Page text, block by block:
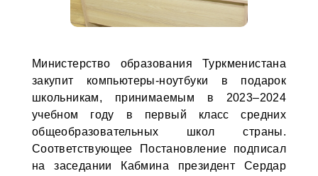
Министерство образования Туркменистана
закупит компьютеры-ноутбуки в подарок
школьникам, принимаемым в 2023–2024
учебном году в первый класс средних
общеобразовательных школ страны.
Соответствующее Постановление подписал
на заседании Кабмина президент Сердар